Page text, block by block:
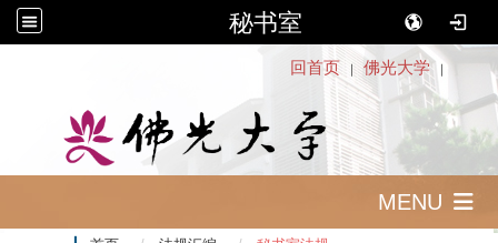
秘书室
回首页 ｜ 佛光大学 ｜
MENU